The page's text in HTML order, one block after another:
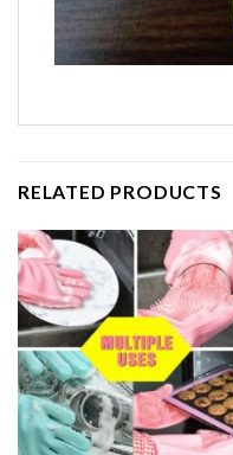
RELATED PRODUCTS